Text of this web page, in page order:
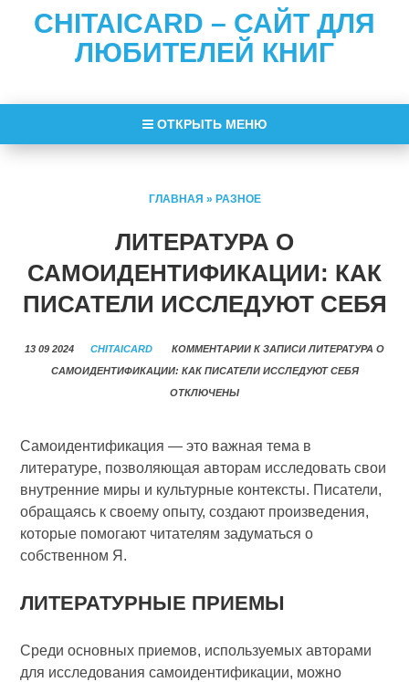
CHITAICARD – САЙТ ДЛЯ
ЛЮБИТЕЛЕЙ КНИГ
ОТКРЫТЬ МЕНЮ
ГЛАВНАЯ » РАЗНОЕ
ЛИТЕРАТУРА О
САМОИДЕНТИФИКАЦИИ: КАК
ПИСАТЕЛИ ИССЛЕДУЮТ СЕБЯ
13 09 2024 CHITAICARD КОММЕНТАРИИ К ЗАПИСИ ЛИТЕРАТУРА О
САМОИДЕНТИФИКАЦИИ: КАК ПИСАТЕЛИ ИССЛЕДУЮТ СЕБЯ
ОТКЛЮЧЕНЫ
Самоидентификация — это важная тема в
литературе, позволяющая авторам исследовать свои
внутренние миры и культурные контексты. Писатели,
обращаясь к своему опыту, создают произведения,
которые помогают читателям задуматься о
собственном Я.
ЛИТЕРАТУРНЫЕ ПРИЕМЫ
Среди основных приемов, используемых авторами
для исследования самоидентификации, можно